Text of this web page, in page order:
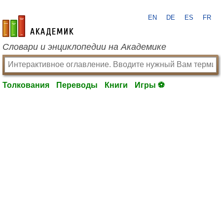
academic.ru
EN DE ES FR
Словари и энциклопедии на Академике
Толкования Переводы Книги Игры ⚽